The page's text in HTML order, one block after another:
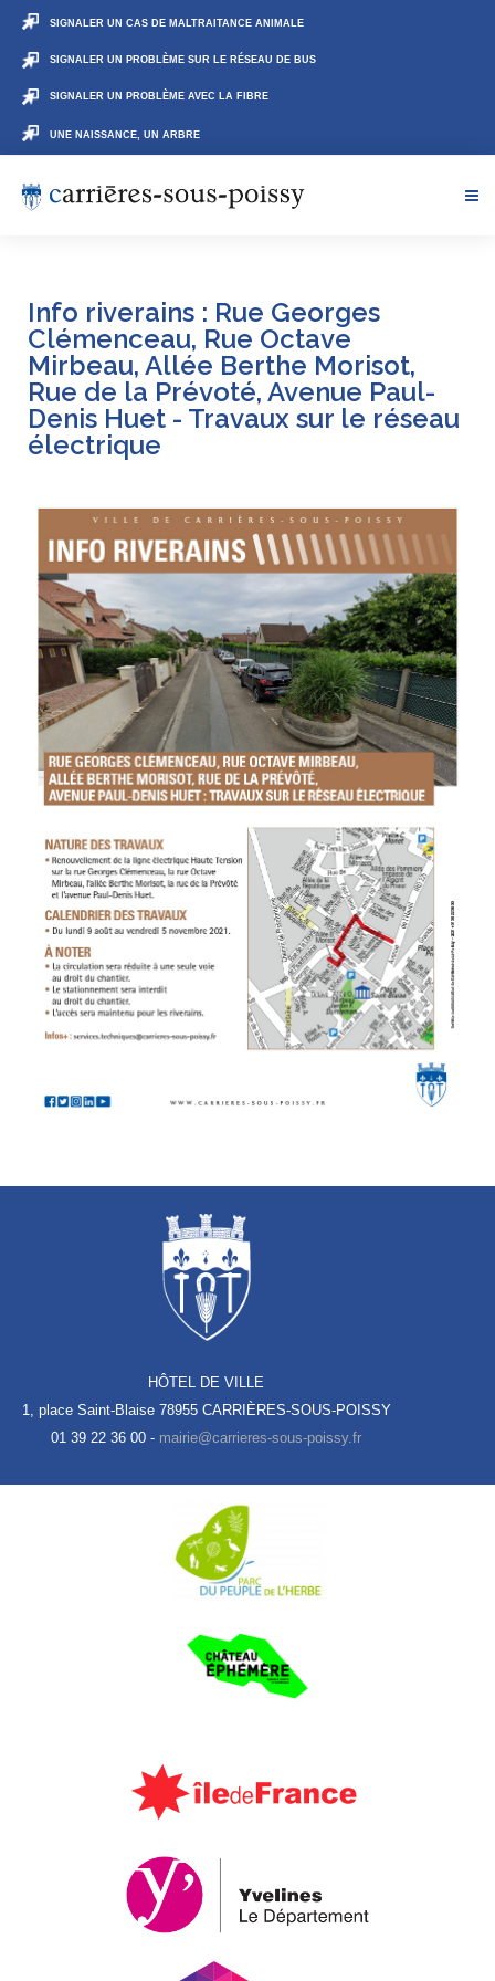
SIGNALER UN CAS DE MALTRAITANCE ANIMALE
SIGNALER UN PROBLÈME SUR LE RÉSEAU DE BUS
SIGNALER UN PROBLÈME AVEC LA FIBRE
UNE NAISSANCE, UN ARBRE
Info riverains : Rue Georges
Clémenceau, Rue Octave
Mirbeau, Allée Berthe Morisot,
Rue de la Prévoté, Avenue Paul-
Denis Huet - Travaux sur le réseau
électrique
HÔTEL DE VILLE
1, place Saint-Blaise 78955 CARRIÈRES-SOUS-POISSY
01 39 22 36 00 -